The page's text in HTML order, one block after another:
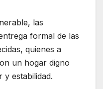
las
formal de las
quienes a
un hogar digno
y estabilidad.